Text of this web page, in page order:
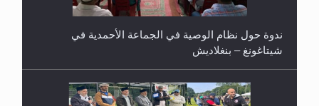
ندوة حول نظام الوصية في الجماعة الأحمدية في
شيتاغونغ – بنغلاديش